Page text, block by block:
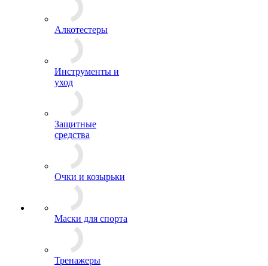
Алкотестеры
Инструменты и
уход
Защитные
средства
Очки и козырьки
Маски для спорта
Тренажеры